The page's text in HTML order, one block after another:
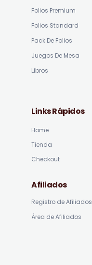
Folios Premium
Folios Standard
Pack De Folios
Juegos De Mesa
Libros
Links Rápidos
Home
Tienda
Checkout
Afiliados
Registro de Afiliados
Área de Afiliados